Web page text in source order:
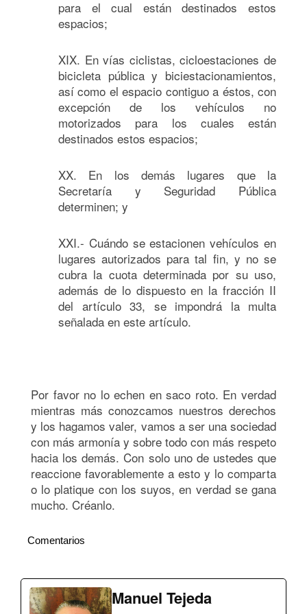
para el cual están destinados estos
espacios;
XIX. En vías ciclistas, cicloestaciones de
bicicleta pública y biciestacionamientos,
así como el espacio contiguo a éstos, con
excepción de los vehículos no
motorizados para los cuales están
destinados estos espacios;
XX. En los demás lugares que la
Secretaría y Seguridad Pública
determinen; y
XXI.- Cuándo se estacionen vehículos en
lugares autorizados para tal fin, y no se
cubra la cuota determinada por su uso,
además de lo dispuesto en la fracción II
del artículo 33, se impondrá la multa
señalada en este artículo.
Por favor no lo echen en saco roto. En verdad
mientras más conozcamos nuestros derechos
y los hagamos valer, vamos a ser una sociedad
con más armonía y sobre todo con más respeto
hacia los demás. Con solo uno de ustedes que
reaccione favorablemente a esto y lo comparta
o lo platique con los suyos, en verdad se gana
mucho. Créanlo.
Comentarios
Manuel Tejeda